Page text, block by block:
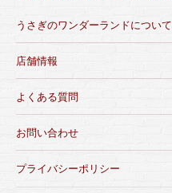
うさぎのワンダーランドについて
店舗情報
よくある質問
お問い合わせ
プライバシーポリシー